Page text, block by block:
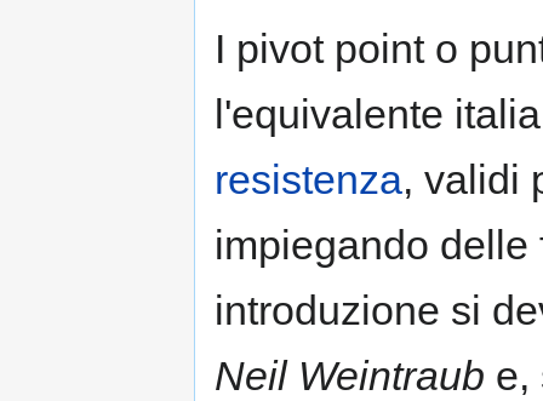
I pivot point o
l'equivalente
resistenza, validi
impiegando
introduzione si
Neil Weintraub e,